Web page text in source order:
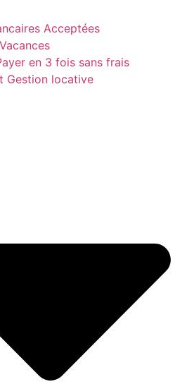
Acceptées
en 3 fois sans frais
Gestion locative